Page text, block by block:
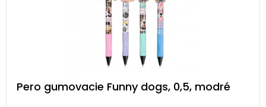
Pero gumovacie Funny dogs, 0,5, modré